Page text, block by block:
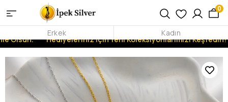
Olsun. Hediyeleriniz İçin Yeni Koleksiyonlarımızı Keşfedin!
0
Erkek Kadın